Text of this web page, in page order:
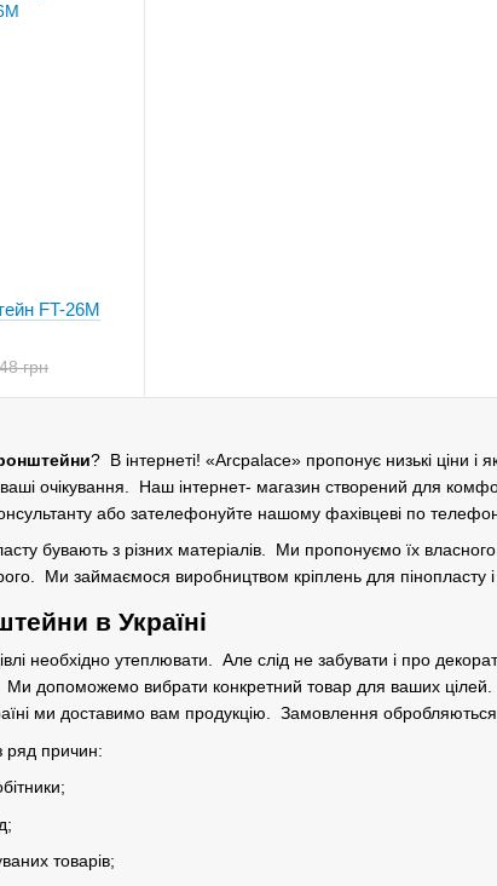
? В інтернеті! «Arcpalace» пропонує низькі ціни
очікування. Наш інтернет- магазин створений для
або зателефонуйте нашому фахівцеві по
бувають з різних матеріалів. Ми пропонуємо їх
Ми займаємося виробництвом кріплень для пінопласту
в Україні
необхідно утеплювати. Але слід не забувати і про
Ми допоможемо вибрати конкретний товар для ваших
ми доставимо вам продукцію. Замовлення
ряд причин:
товарів;
FT-26M
грн